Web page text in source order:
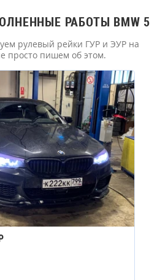
РАБОТЫ BMW 5
рулевый рейки ГУР и ЭУР на
просто пишем об этом.